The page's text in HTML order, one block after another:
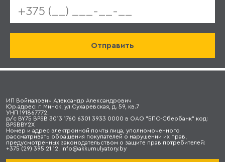
ИП Войналович Александр Александрович
Юр.адрес: г. Минск, ул.Сухаревская, д. 59, кв.7
УНП 191867772,
р/с BY75 BPSB 3013 1760 6301 3933 0000 в ОАО "БПС-Сбербанк" код:
BPSBBY2X
Номер и адрес электронной почты лица, уполномоченного
рассматривать обращения покупателей о нарушении их прав,
предусмотренных законодательством о защите прав потребителей:
+375 (29) 395 21 12, info@akkumulyatory.by